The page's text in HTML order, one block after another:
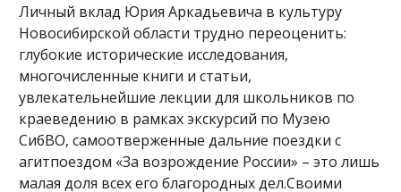
Личный вклад Юрия Аркадьевича в культуру
Новосибирской области трудно переоценить:
глубокие исторические исследования,
многочисленные книги и статьи,
увлекательнейшие лекции для школьников по
краеведению в рамках экскурсий по Музею
СибВО, самоотверженные дальние поездки с
агитпоездом «За возрождение России» – это лишь
малая доля всех его благородных дел.Своими